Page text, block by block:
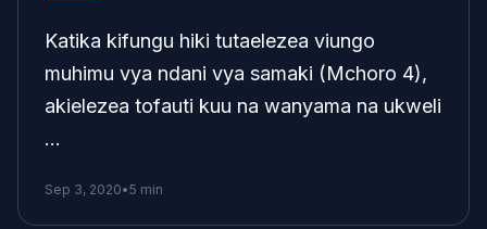
Katika kifungu hiki tutaelezea viungo
muhimu vya ndani vya samaki (Mchoro 4),
akielezea tofauti kuu na wanyama na ukweli
…
Sep 3, 2020•5 min